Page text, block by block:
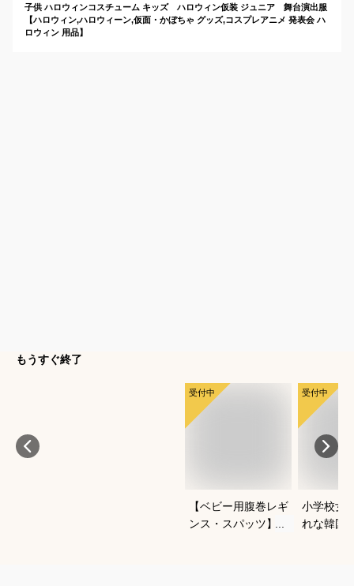
子供 ハロウィンコスチューム キッズ ハロウィン仮装 ジュニア 舞台演出服
【ハロウィン,ハロウィーン,仮面・かぼちゃ グッズ,コスプレアニメ 発表会 ハ
ロウィン 用品】
もうすぐ終了
受付中
【ベビー用腹巻レギ
ンス・スパッツ】よ
受付中
小学校女
れな韓国